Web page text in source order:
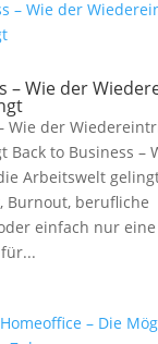
– Wie der
Wie der
Back to Business –
Arbeitswelt
Burnout, berufliche
einfach nur eine